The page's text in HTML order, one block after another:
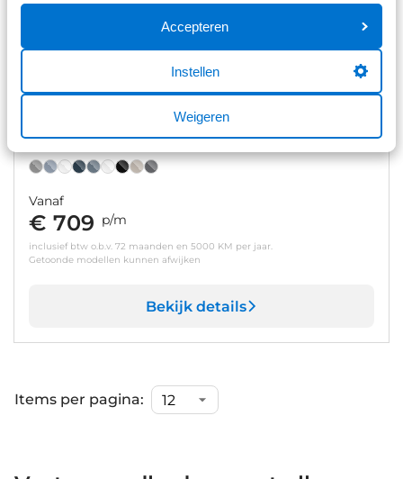
Accepteren
Instellen
Weigeren
Volvo EX40
82kWh ev single extended range plus europa 251pk aut
Automaat Elektrisch
Vanaf
€ 709 p/m
inclusief btw o.b.v. 72 maanden en 5000 KM per jaar.
Getoonde modellen kunnen afwijken
Bekijk details
Items per pagina: